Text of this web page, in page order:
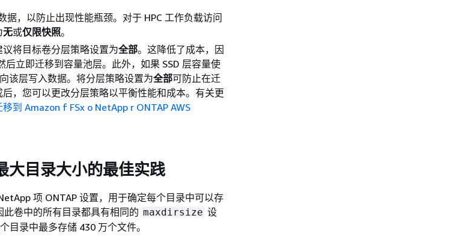
据，以防止出现性能瓶颈。对于 HPC 工作负载访问
无或仅限快照。
将目标卷分层策略设置为全部。这降低了成本，因
后立即迁移到容量池层。此外，如果 SSD 层容量使
该层写入数据。将分层策略设置为全部可防止在迁
，您可以更改分层策略以平衡性能和成本。有关更
到 Amazon f FSx o NetApp r ONTAP AWS
大目录大小的最佳实践
项 ONTAP 设置，用于确定每个目录中可以存
卷中的所有目录都具有相同的 maxdirsize 设
目录中最多存储 430 万个文件。